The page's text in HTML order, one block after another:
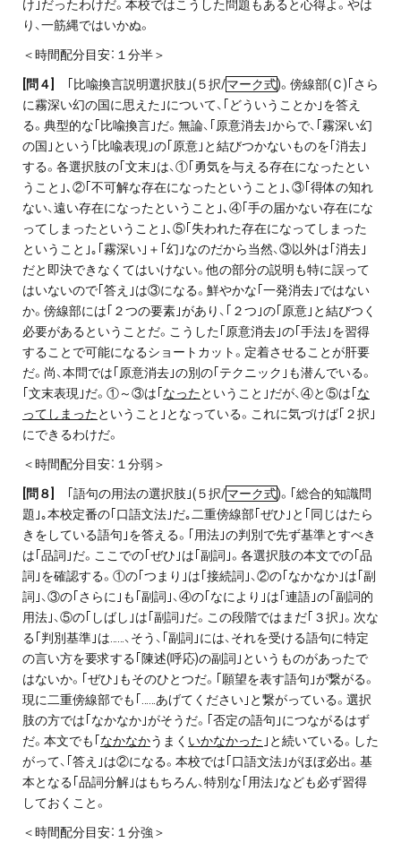
け｣だったわけだ。本校ではこうした問題もあると心得よ。やは
り、一筋縄ではいかぬ。
＜時間配分目安：１分半＞
問４] ｢比喩換言説明選択肢｣(５択/マーク式)。傍線部(Ｃ)｢さら
に霧深い幻の国に思えた｣について、｢どういうことか｣を答え
る。典型的な｢比喩換言｣だ。無論、｢原意消去｣からで、｢霧深い幻
の国｣という｢比喩表現｣の｢原意｣と結びつかないものを｢消去｣
する。各選択肢の｢文末｣は、①｢勇気を与える存在になったとい
うこと｣､②｢不可解な存在になったということ｣､③｢得体の知れ
ない、遠い存在になったということ｣､④｢手の届かない存在にな
ってしまったということ｣､⑤｢失われた存在になってしまった
ということ｣｡｢霧深い｣＋｢幻｣なのだから当然、③以外は｢消去｣
だと即決できなくてはいけない。他の部分の説明も特に誤って
はいないので｢答え｣は③になる。鮮やかな｢一発消去｣ではない
か。傍線部には｢２つの要素｣があり、｢２つ｣の｢原意｣と結びつく
必要があるということだ。こうした｢原意消去｣の｢手法｣を習得
することで可能になるショートカット。定着させることが肝要
だ。尚、本問では｢原意消去｣の別の｢テクニック｣も潜んでいる。
｢文末表現｣だ。①～③は｢ なったということ｣だが、④と⑤は｢ な
ってしまったということ｣となっている。これに気づけば｢２択｣
にできるわけだ。
＜時間配分目安：１分弱＞
問８] ｢語句の用法の選択肢｣(５択/マーク式)。｢総合的知識問
題｣｡本校定番の｢口語文法｣だ｡二重傍線部｢ぜひ｣と｢同じはたら
きをしている語句｣を答える。｢用法｣の判別で先ず基準とすべき
は｢品詞｣だ。ここでの｢ぜひ｣は｢副詞｣。各選択肢の本文での｢品
詞｣を確認する。①の｢つまり｣は｢接続詞｣、②の｢なかなか｣は｢副
詞｣、③の｢さらに｣も｢副詞｣、④の｢なにより｣は｢連語｣の｢副詞的
用法｣、⑤の｢しばし｣は｢副詞｣だ。この段階ではまだ｢３択｣。次な
る｢判別基準｣は……、そう、｢副詞｣には、それを受ける語句に特定
の言い方を要求する｢陳述(呼応)の副詞｣というものがあったで
はないか。｢ぜひ｣もそのひとつだ。｢願望を表す語句｣が繋がる。
現に二重傍線部でも｢……あげてください｣と繋がっている。選択
肢の方では｢なかなか｣がそうだ。｢否定の語句｣につながるはず
だ。本文でも｢ なかなかうまく いかなかった ｣と続いている。した
がって、｢答え｣は②になる。本校では｢口語文法｣がほぼ必出。基
本となる｢品詞分解｣はもちろん、特別な｢用法｣なども必ず習得
しておくこと。
＜時間配分目安：１分強＞